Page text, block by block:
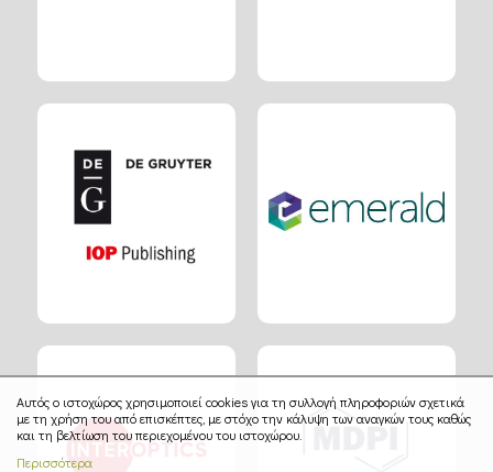
Αυτός ο ιστοχώρος χρησιμοποιεί cookies για τη συλλογή πληροφοριών σχετικά
με τη χρήση του από επισκέπτες, με στόχο την κάλυψη των αναγκών τους καθώς
και τη βελτίωση του περιεχομένου του ιστοχώρου.
Περισσότερα